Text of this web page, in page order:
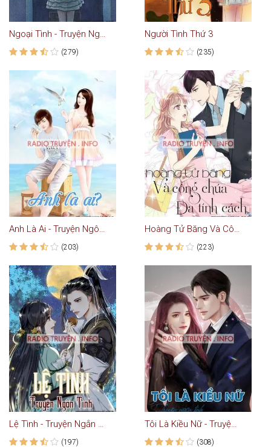
Ngoại Tình - Truyện Ngắn Tình Yêu
(279)
Người Tình Thứ 3
(235)
Anh Là Ai - Truyện Ngôn Tình
(203)
Hoàng Tử Băng Và Công Chúa Đa Tính Cách
(223)
Lệ Tình - Truyện Ngắn Tình Yêu
(197)
Tôi Là Kiều Nữ - Truyện Ngắn Tình Yêu
(308)